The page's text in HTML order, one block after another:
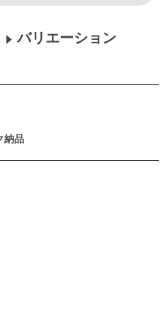
バリエーション
納品